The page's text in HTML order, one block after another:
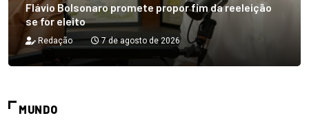
Flávio Bolsonaro promete propor fim da reeleição
se for eleito
Redação 7 de agosto de 2026
MUNDO